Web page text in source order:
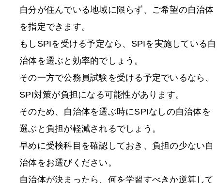
自分が住んでいる地域に限らず、ご希望の自治体
を指定できます。
もしSPIを受ける予定なら、SPIを実施している自
治体を選ぶと効率的でしょう。
その一方で公務員試験を受ける予定でいるなら、
SPI対策が負担になる可能性があります。
そのため、自治体を選ぶ時にSPIなしの自治体を
選ぶと負担が軽減されるでしょう。
早めに受検科目を確認しておき、負担の少ない自
治体をお選びください。
自治体が決まったら、何を学習すべきか逆算して